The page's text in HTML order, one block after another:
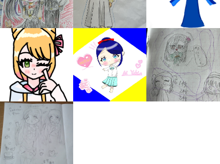
みんなの絵が
見られる
ギャラリー